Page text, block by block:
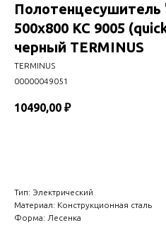
Полотенцесушитель
500х800 КС 9005
черный TERMINUS
TERMINUS
00000049051
10490,00 ₽
Тип: Электрический
Материал: Конструкционная сталь
Форма: Лесенка